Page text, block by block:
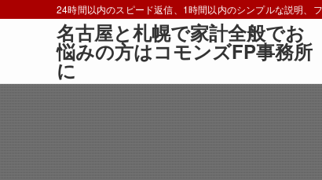
24時間以内のスピード返信、1時間以内のシンプルな説明、
名古屋と札幌で家計全般でお
悩みの方はコモンズFP事務所
に